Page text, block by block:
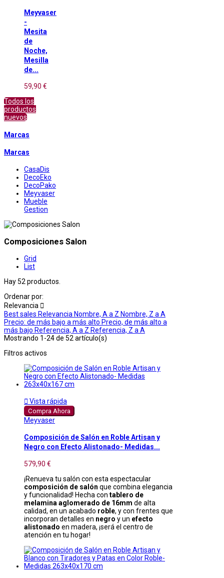
Meyvaser
-
Mesita
de
Noche,
Mesilla
de...
59,90 €
Todos los
productos
nuevos
Marcas
Marcas
CasaDis
DecoEko
DecoPako
Meyvaser
Mueble
Gestion
Composiciones Salon
Grid
List
Hay 52 productos.
Ordenar por:
Relevancia 
Best sales Relevancia Nombre, A a Z Nombre, Z a A
Precio: de más bajo a más alto Precio, de más alto a
más bajo Referencia, A a Z Referencia, Z a A
Mostrando 1-24 de 52 artículo(s)
Filtros activos
 Vista rápida
Compra Ahora
Meyvaser
Composición de Salón en Roble Artisan y
Negro con Efecto Alistonado- Medidas...
579,90 €
¡Renueva tu salón con esta espectacular
composición de salón que combina elegancia
y funcionalidad! Hecha con tablero de
melamina aglomerado de 16mm de alta
calidad, en un acabado roble, y con frentes que
incorporan detalles en negro y un efecto
alistonado en madera, ¡será el centro de
atención en tu hogar!